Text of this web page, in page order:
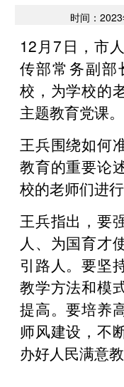
时间：
12月7日，市
传部常务副部
校，为学校的
主题教育党课。
王兵围绕如何
教育的重要论
校的老师们进行
王兵指出，要
人、为国育才
引路人。要坚
教学方法和模
提高。要培养
师风建设，不
办好人民满意教